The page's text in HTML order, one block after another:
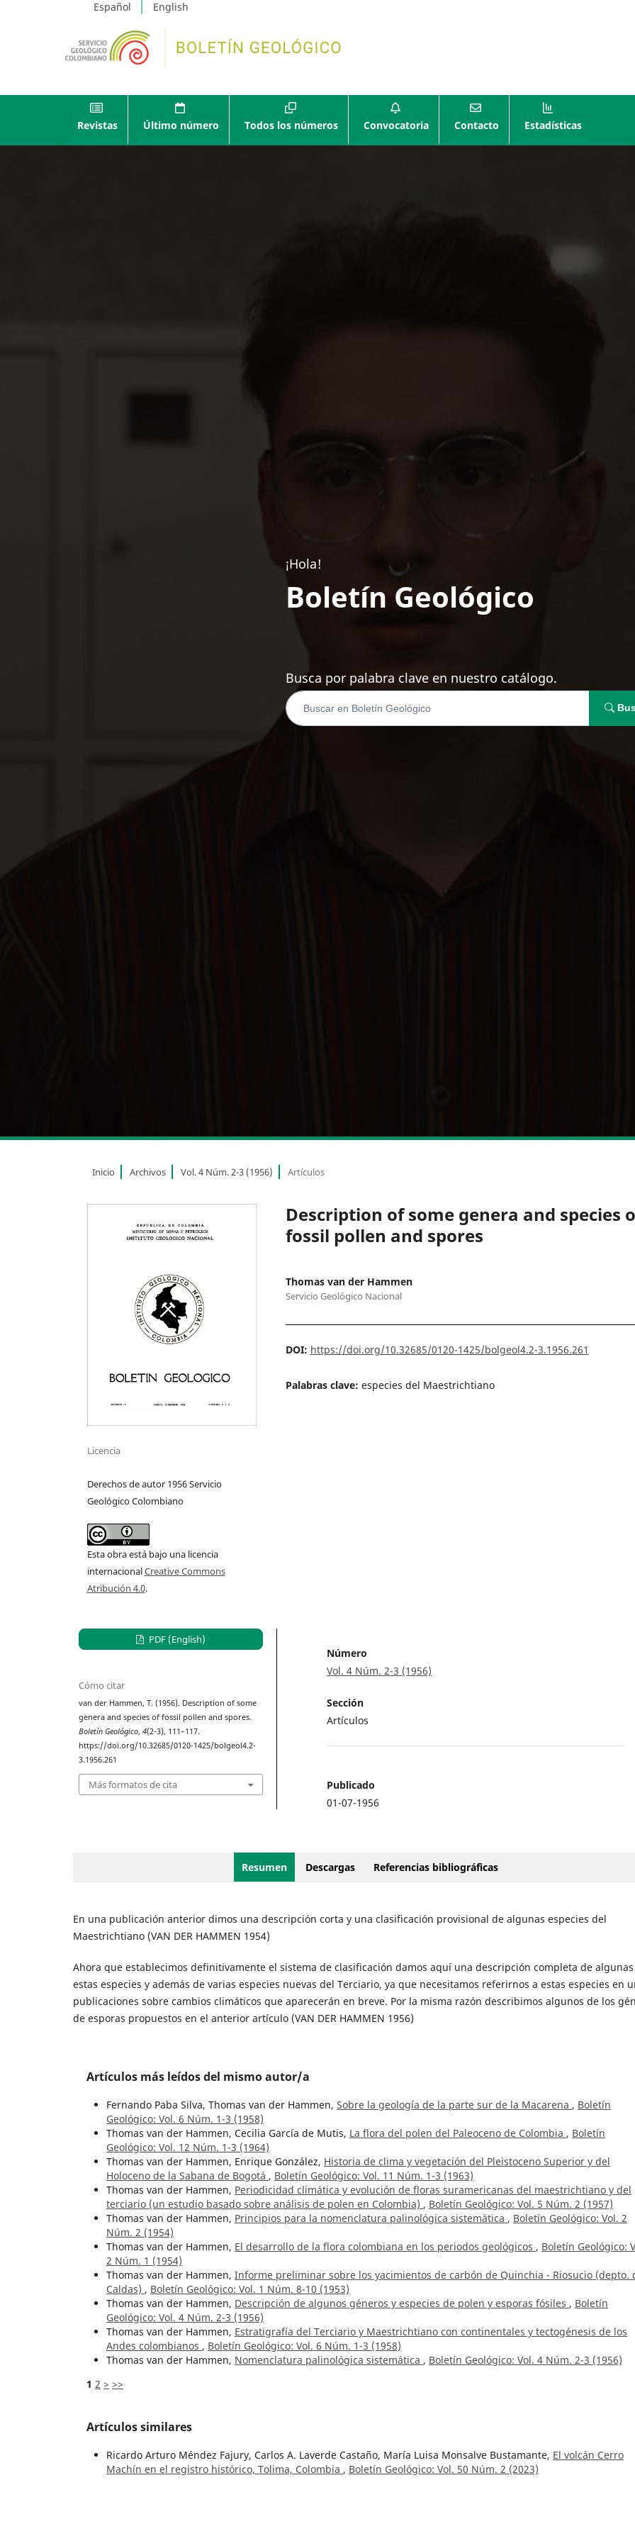
Español English
Revistas Último número Todos los números Convocatoria Contacto Estadísticas
¡Hola!
Boletín Geológico
Busca por palabra clave en nuestro catálogo.
Inicio Archivos Vol. 4 Núm. 2-3 (1956) Artículos
Description of some genera and species
fossil pollen and spores
Thomas van der Hammen
Servicio Geológico Nacional
DOI: https://doi.org/10.32685/0120-1425/bolgeol4.2-3.1956.261
Palabras clave: especies del Maestrichtiano
Licencia
Derechos de autor 1956 Servicio
Geológico Colombiano
Esta obra está bajo una licencia
internacionalCreative Commons
Atribución 4.0.
PDF (English)
Cómo citar
van der Hammen, T. (1956). Description of some
genera and species of fossil pollen and spores.
Boletín Geológico,4(2-3), 111–117.
https://doi.org/10.32685/0120-1425/bolgeol4.2-
3.1956.261
Más formatos de cita
Número
Vol. 4 Núm. 2-3 (1956)
Sección
Artículos
Publicado
01-07-1956
Resumen Descargas Referencias bibliográficas
En una publicación anterior dimos una descripción corta y una clasificación provisional de algunas especies del
Maestrichtiano (VAN DER HAMMEN 1954)
Ahora que establecimos definitivamente el sistema de clasificación damos aquí una descripción completa de
estas especies y además de varias especies nuevas del Terciario, ya que necesitamos referirnos a estas especies en
publicaciones sobre cambios climáticos que aparecerán en breve. Por la misma razón describimos algunos de los
de esporas propuestos en el anterior artículo (VAN DER HAMMEN 1956)
Artículos más leídos del mismo autor/a
Fernando Paba Silva, Thomas van der Hammen, Sobre la geología de la parte sur de la Macarena , Boletín
Geológico: Vol. 6 Núm. 1-3 (1958)
Thomas van der Hammen, Cecilia García de Mutis, La flora del polen del Paleoceno de Colombia , Boletín
Geológico: Vol. 12 Núm. 1-3 (1964)
Thomas van der Hammen, Enrique González, Historia de clima y vegetación del Pleistoceno Superior y del
Holoceno de la Sabana de Bogotá , Boletín Geológico: Vol. 11 Núm. 1-3 (1963)
Thomas van der Hammen, Periodicidad climática y evolución de floras suramericanas del maestrichtiano y del
terciario (un estudio basado sobre análisis de polen en Colombia) , Boletín Geológico: Vol. 5 Núm. 2 (1957)
Thomas van der Hammen, Principios para la nomenclatura palinológica sistemática , Boletín Geológico: Vol. 2
Núm. 2 (1954)
Thomas van der Hammen, El desarrollo de la flora colombiana en los periodos geológicos , Boletín Geológico:
2 Núm. 1 (1954)
Thomas van der Hammen, Informe preliminar sobre los yacimientos de carbón de Quinchia - Riosucio (depto.
Caldas) , Boletín Geológico: Vol. 1 Núm. 8-10 (1953)
Thomas van der Hammen, Descripción de algunos géneros y especies de polen y esporas fósiles , Boletín
Geológico: Vol. 4 Núm. 2-3 (1956)
Thomas van der Hammen, Estratigrafía del Terciario y Maestrichtiano con continentales y tectogénesis de los
Andes colombianos , Boletín Geológico: Vol. 6 Núm. 1-3 (1958)
Thomas van der Hammen, Nomenclatura palinológica sistemática , Boletín Geológico: Vol. 4 Núm. 2-3 (1956)
1 2 > >>
Artículos similares
Ricardo Arturo Méndez Fajury, Carlos A. Laverde Castaño, María Luisa Monsalve Bustamante, El volcán Cerro
Machín en el registro histórico, Tolima, Colombia , Boletín Geológico: Vol. 50 Núm. 2 (2023)